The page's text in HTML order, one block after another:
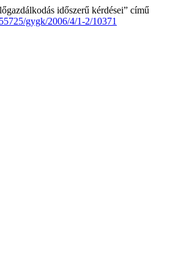
időszerű kérdései” című
gygk/2006/4/1-2/10371